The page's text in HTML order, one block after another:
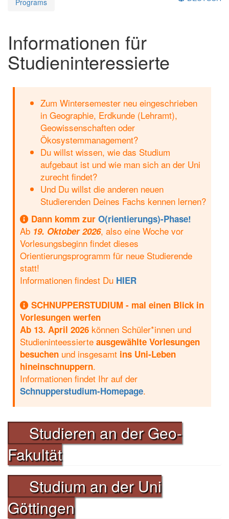
Informationen für
Studieninteressierte
Zum Wintersemester neu eingeschrieben
in Geographie, Erdkunde (Lehramt),
Geowissenschaften oder
Ökosystemmanagement?
Du willst wissen, wie das Studium
aufgebaut ist und wie man sich an der Uni
zurecht findet?
Und Du willst die anderen neuen
Studierenden Deines Fachs kennen lernen?
Dann komm zur O(rientierungs)-Phase!
Ab 19. Oktober 2026, also eine Woche vor
Vorlesungsbeginn findet dieses
Orientierungsprogramm für neue Studierende
statt!
Informationen findest Du HIER
SCHNUPPERSTUDIUM - mal einen Blick in
Vorlesungen werfen
Ab 13. April 2026können Schüler*innen und
Studieninteessierte ausgewählte Vorlesungen
besuchenund insgesamt ins Uni-Leben
hineinschnuppern.
Informationen findet Ihr auf der
Schnupperstudium-Homepage.
Studieren an der Geo-
Fakultät
Studium an der Uni
Göttingen